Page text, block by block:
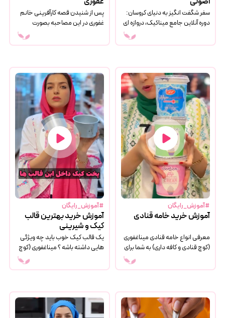
سفر شگفت انگیز به دنیای کروسان:
دوره آنلاین جامع میناکیک، دروازه ای
پس از شنیدن قصه کارآفرینی خانم
غفوری در این مصاحبه بصورت
تکنیکال مسیر موفقیت ایشان بررسی
و در مورد آن گفتگو میشود.
#آموزش_رایگان
آموزش خرید خامه قنادی
معرفی انواع خامه قنادی میناغفوری
(کوچ قنادی و کافه داری) به شما برای
خرید بهترین خامه قنادی کمک
میکنه .
#آموزش_رایگان
آموزش خرید بهترین قالب
کیک و شیرینی
یک قالب کیک خوب باید چه ویژگی
هایی داشته باشه ؟ میناغفوری (کوچ
قنادی و کافه داری) به شما برای خرید
بهترین قالب کیک و شیرینی کمک